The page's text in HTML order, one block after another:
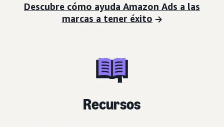
Descubre cómo ayuda Amazon Ads a las
marcas a tener éxito
Recursos